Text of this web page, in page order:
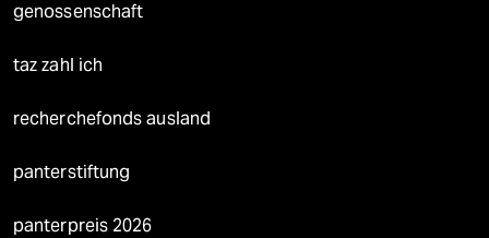
genossenschaft
taz zahl ich
recherchefonds ausland
panterstiftung
panterpreis 2026